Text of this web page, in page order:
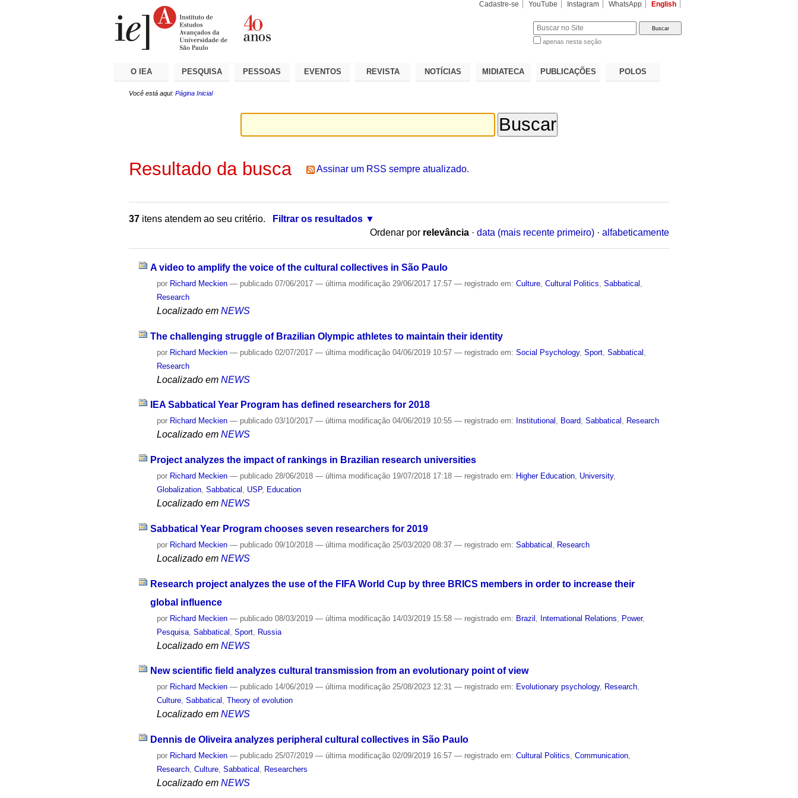
Cadastre-se YouTube Instagram WhatsApp English
apenas nesta seção
O IEA PESQUISA PESSOAS EVENTOS REVISTA NOTÍCIAS MIDIATECA PUBLICAÇÕES POLOS
Você está aqui: Página Inicial
Resultado da busca Assinar um RSS sempre atualizado.
37 itens atendem ao seu critério.
Filtrar os resultados
Ordenar por relevância · data (mais recente primeiro) · alfabeticamente
A video to amplify the voice of the cultural collectives in São Paulo
por Richard Meckien — publicado 07/06/2017— última modificação 29/06/2017 17:57— registrado em:Culture ,Cultural Politics ,Sabbatical
Research
Localizado em NEWS
The challenging struggle of Brazilian Olympic athletes to maintain their identity
por Richard Meckien — publicado 02/07/2017— última modificação 04/06/2019 10:57— registrado em:Social Psychology,Sport ,Sabbatical
Research
Localizado em NEWS
IEA Sabbatical Year Program has defined researchers for 2018
por Richard Meckien — publicado 03/10/2017— última modificação 04/06/2019 10:55— registrado em: Institutional , Board,Sabbatical , Research
Localizado em NEWS
Project analyzes the impact of rankings in Brazilian research universities
por Richard Meckien — publicado 28/06/2018— última modificação 19/07/2018 17:18— registrado em: Higher Education, University,
Globalization,Sabbatical , USP, Education
Localizado em NEWS
Sabbatical Year Program chooses seven researchers for 2019
por Richard Meckien — publicado 09/10/2018— última modificação 25/03/2020 08:37— registrado em:Sabbatical Research
Localizado em NEWS
Research project analyzes the use of the FIFA World Cup by three BRICS members in order to increase their
global influence
por Richard Meckien — publicado 08/03/2019— última modificação 14/03/2019 15:58— registrado em: Brazil International Relations Power,
Pesquisa ,Sabbatical ,Sport Russia
Localizado em NEWS
New scientific field analyzes cultural transmission from an evolutionary point of view
por Richard Meckien — publicado 14/06/2019— última modificação 25/08/2023 12:31— registrado em: Evolutionary psychology, Research,
Culture,Sabbatical ,Theory of evolution
Localizado em NEWS
Dennis de Oliveira analyzes peripheral cultural collectives in São Paulo
por Richard Meckien — publicado 25/07/2019— última modificação 02/09/2019 16:57— registrado em:Cultural Politics ,Communication
Research ,Culture ,Sabbatical Researchers
Localizado em NEWS